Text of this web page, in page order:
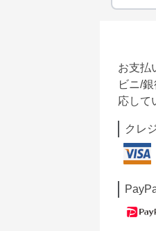
お支払
ビニ/
応して
クレ